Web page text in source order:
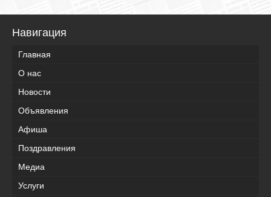
Навигация
Главная
О нас
Новости
Объявления
Афиша
Поздравления
Медиа
Услуги